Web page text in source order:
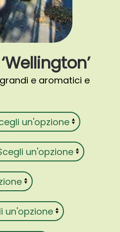
e aromatici e